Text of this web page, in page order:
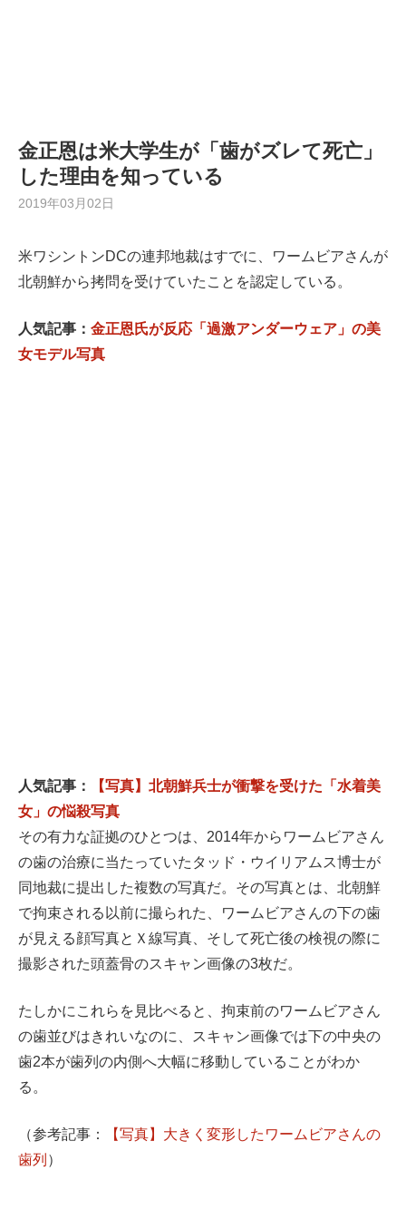
金正恩は米大学生が「歯がズレて死亡」
した理由を知っている
2019年03月02日
米ワシントンDCの連邦地裁はすでに、ワームビアさんが
北朝鮮から拷問を受けていたことを認定している。
人気記事： 金正恩氏が反応「過激アンダーウェア」の美
女モデル写真
人気記事：
【写真】北朝鮮兵士が衝撃を受けた「水着美
女」の悩殺写真
その有力な証拠のひとつは、2014年からワームビアさん
の歯の治療に当たっていたタッド・ウイリアムス博士が
同地裁に提出した複数の写真だ。その写真とは、北朝鮮
で拘束される以前に撮られた、ワームビアさんの下の歯
が見える顔写真とＸ線写真、そして死亡後の検視の際に
撮影された頭蓋骨のスキャン画像の3枚だ。
たしかにこれらを見比べると、拘束前のワームビアさん
の歯並びはきれいなのに、スキャン画像では下の中央の
歯2本が歯列の内側へ大幅に移動していることがわか
る。
（参考記事：
【写真】大きく変形したワームビアさんの
歯列 ）